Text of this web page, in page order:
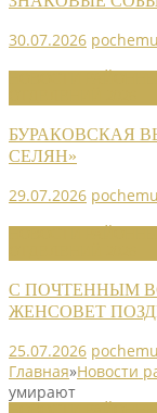
30.07.2026
БУРАКОВСКАЯ
СЕЛЯН»
29.07.2026
С ПОЧТЕННЫМ
ЖЕНСОВЕТ
25.07.2026
Главная»Новости
умирают